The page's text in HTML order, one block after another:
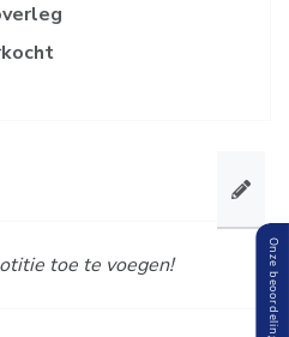
toe te voegen!